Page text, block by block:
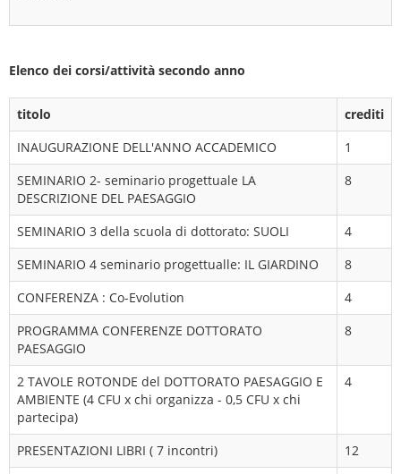
Elenco dei corsi/attività secondo anno
titolo
crediti
INAUGURAZIONE DELL'ANNO ACCADEMICO
1
SEMINARIO 2- seminario progettuale LA
DESCRIZIONE DEL PAESAGGIO
8
SEMINARIO 3 della scuola di dottorato: SUOLI
4
SEMINARIO 4 seminario progettualle: IL GIARDINO
8
CONFERENZA : Co-Evolution
4
PROGRAMMA CONFERENZE DOTTORATO
PAESAGGIO
8
2 TAVOLE ROTONDE del DOTTORATO PAESAGGIO E
AMBIENTE (4 CFU x chi organizza - 0,5 CFU x chi
partecipa)
4
PRESENTAZIONI LIBRI ( 7 incontri)
12